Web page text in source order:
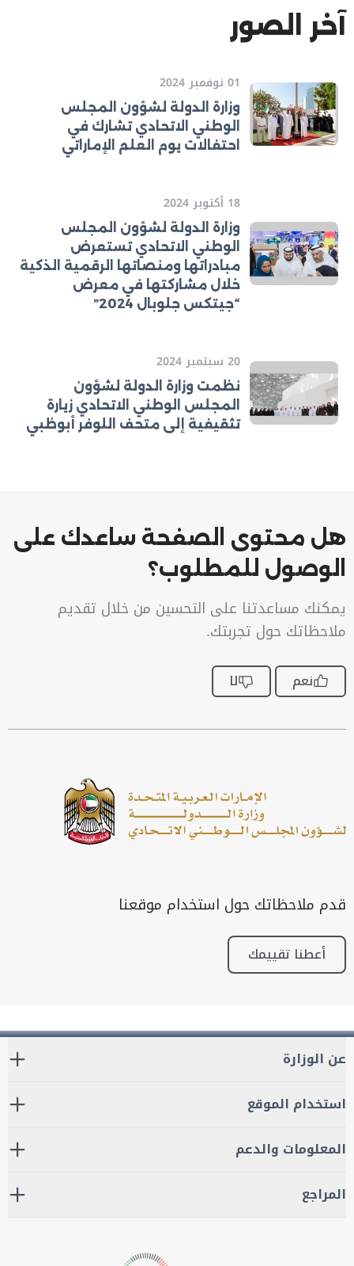
آخر الصور
01 نوفمبر 2024
وزارة الدولة لشؤون المجلس
الوطني الاتحادي تشارك في
احتفالات يوم العلم الإماراتي
18 أكتوبر 2024
وزارة الدولة لشؤون المجلس
الوطني الاتحادي تستعرض
مبادراتها ومنصاتها الرقمية الذكية
خلال مشاركتها في معرض
“جيتكس جلوبال 2024”
20 سبتمبر 2024
نظمت وزارة الدولة لشؤون
المجلس الوطني الاتحادي زيارة
تثقيفية إلى متحف اللوفر أبوظبي
هل محتوى الصفحة ساعدك على
الوصول للمطلوب؟
يمكنك مساعدتنا على التحسين من خلال تقديم
ملاحظاتك حول تجربتك.
نعم لا
قدم ملاحظاتك حول استخدام موقعنا
أعطنا تقييمك
عن الوزارة
استخدام الموقع
المعلومات والدعم
المراجع